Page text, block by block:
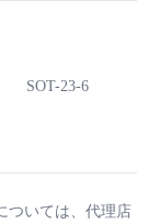
SOT-23-6
ついては、代理店